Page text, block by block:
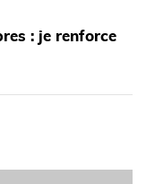
: je renforce